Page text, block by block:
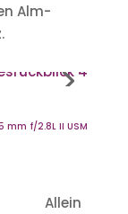
Alm-
mm f/2.8L II USM
Allein